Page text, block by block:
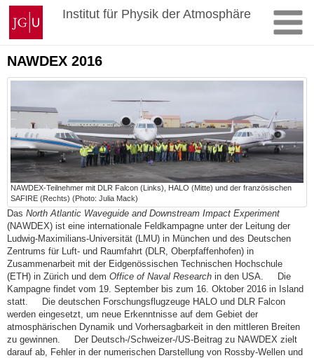
Zum
Inhalt
springen
Johannes
Gutenberg-
Universität
Mainz
Institut für Physik der Atmosphäre
NAWDEX 2016
NAWDEX-Teilnehmer mit DLR Falcon (Links), HALO (Mitte) und der französischen
SAFIRE (Rechts) (Photo: Julia Mack)
Das North Atlantic Waveguide and Downstream Impact Experiment
(NAWDEX) ist eine internationale Feldkampagne unter der Leitung der
Ludwig-Maximilians-Universität (LMU) in München und des Deutschen
Zentrums für Luft- und Raumfahrt (DLR, Oberpfaffenhofen) in
Zusammenarbeit mit der Eidgenössischen Technischen Hochschule
(ETH) in Zürich und dem Office of Naval Research in den USA. Die
Kampagne findet vom 19. September bis zum 16. Oktober 2016 in Island
statt. Die deutschen Forschungsflugzeuge HALO und DLR Falcon
werden eingesetzt, um neue Erkenntnisse auf dem Gebiet der
atmosphärischen Dynamik und Vorhersagbarkeit in den mittleren Breiten
zu gewinnen. Der Deutsch-/Schweizer-/US-Beitrag zu NAWDEX zielt
darauf ab, Fehler in der numerischen Darstellung von Rossby-Wellen und